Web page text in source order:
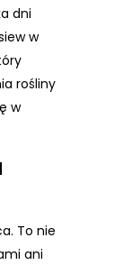
dni
w
rośliny
w
To nie
ani